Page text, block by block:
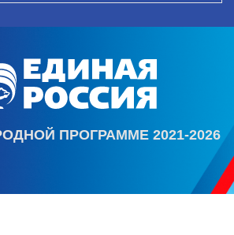
ПРОГРАММЕ 2021-2026